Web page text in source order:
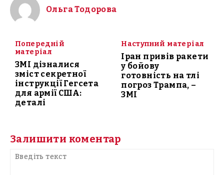
Ольга Тодорова
Попередній
матеріал
ЗМІ дізналися
зміст секретної
інструкції Гегсета
для армії США:
деталі
Наступний матеріал
Іран привів ракети
у бойову
готовність на тлі
погроз Трампа, –
ЗМІ
Залишити коментар